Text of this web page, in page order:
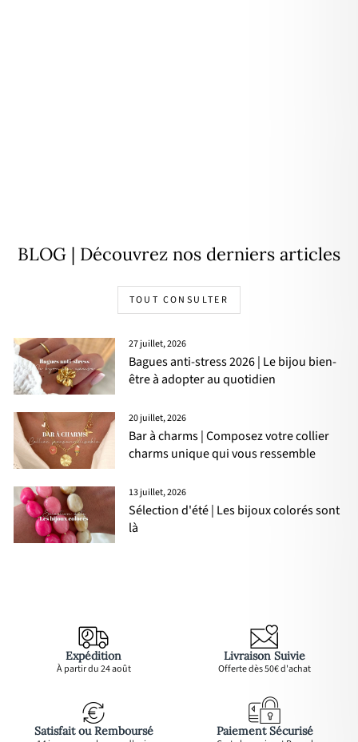
BLOG | Découvrez nos derniers articles
TOUT CONSULTER
27 juillet, 2026
Bagues anti-stress 2026 | Le bijou bien-
être à adopter au quotidien
20 juillet, 2026
Bar à charms | Composez votre collier
charms unique qui vous ressemble
13 juillet, 2026
Sélection d'été | Les bijoux colorés sont
là
Expédition
À partir du 24 août
Livraison Suivie
Offerte dès 50€ d'achat
Satisfait ou Remboursé Paiement Sécurisé